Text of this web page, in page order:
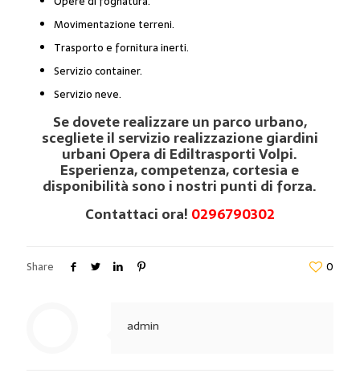
Movimentazione terreni.
Trasporto e fornitura inerti.
Servizio container.
Servizio neve.
Se dovete realizzare un parco urbano,
scegliete il servizio realizzazione giardini
urbani Opera di Ediltrasporti Volpi.
Esperienza, competenza, cortesia e
disponibilità sono i nostri punti di forza.
Contattaci ora! 0296790302
Share 0
admin